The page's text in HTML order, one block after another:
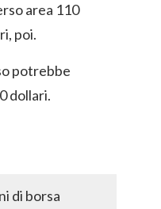
area 110
poi.
potrebbe
dollari.